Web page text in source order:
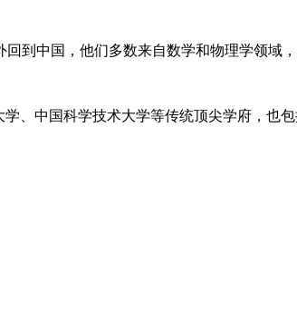
到中国，他们多数来自数学和物理学领域
、中国科学技术大学等传统顶尖学府，也